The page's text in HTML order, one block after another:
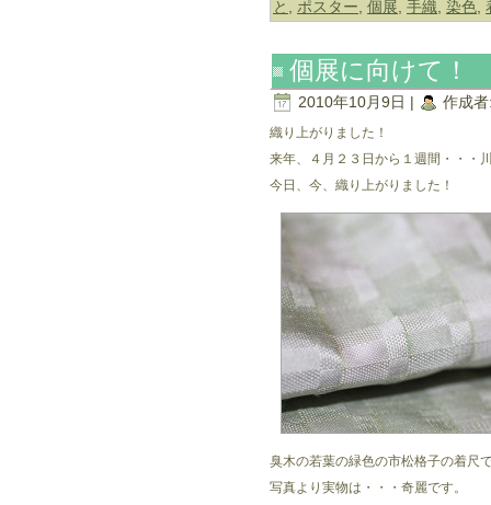
と
ポスター 個展 手織 染色
個展に向けて！
2010年10月9日 | 作成
織り上がりました！
来年、４月２３日から１週間・・・
今日、今、織り上がりました！
臭木の若葉の緑色の市松格子の着尺
写真より実物は・・・奇麗です。